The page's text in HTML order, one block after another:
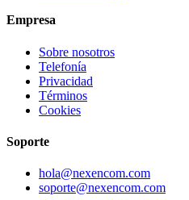
Empresa
Sobre nosotros
Telefonía
Privacidad
Términos
Cookies
Soporte
hola@nexencom.com
soporte@nexencom.com